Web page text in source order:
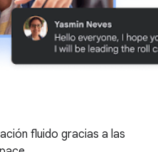
fluido gracias a las